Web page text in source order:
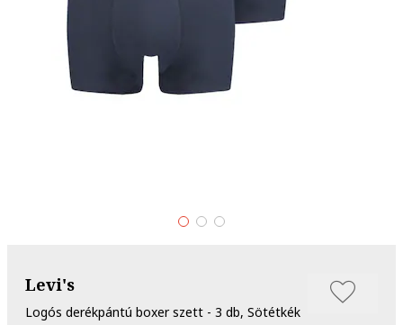
Levi's
Logós derékpántú boxer szett - 3 db, Sötétkék